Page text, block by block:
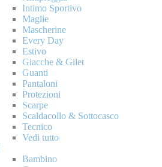
Intimo Sportivo
Maglie
Mascherine
Every Day
Estivo
Giacche & Gilet
Guanti
Pantaloni
Protezioni
Scarpe
Scaldacollo & Sottocasco
Tecnico
Vedi tutto
Bambino